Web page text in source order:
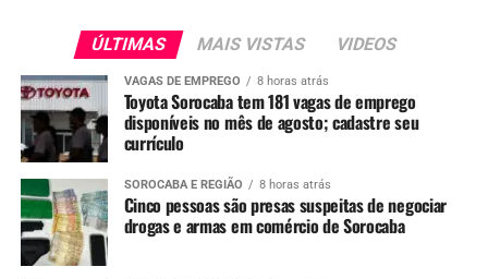
ÚLTIMAS MAIS VISTAS VIDEOS
VAGAS DE EMPREGO 8 horas atrás
Toyota Sorocaba tem 181 vagas de emprego
disponíveis no mês de agosto; cadastre seu
currículo
SOROCABA E REGIÃO 8 horas atrás
Cinco pessoas são presas suspeitas de negociar
drogas e armas em comércio de Sorocaba